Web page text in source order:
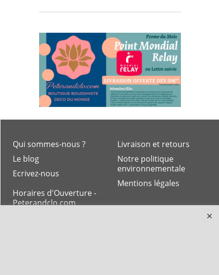
Livraison et retours
Notre politique
environnementale
Mentions légales
Qui sommes-nous ?
Le blog
Ecrivez-nous
Horaires d'Ouverture -
Peterandclo.com